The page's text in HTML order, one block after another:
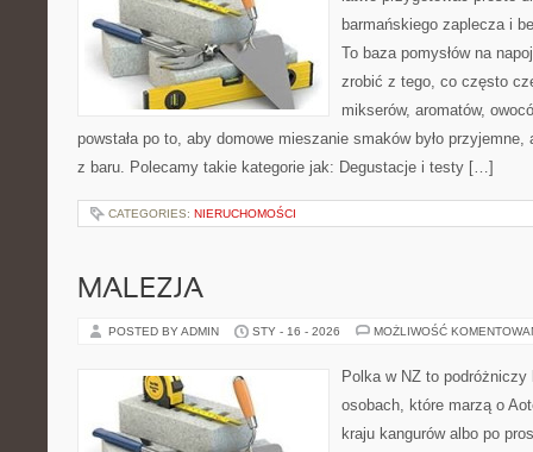
barmańskiego zaplecza i
To baza pomysłów na
zrobić z tego, co często
mikserów, aromatów,
powstała po to, aby domowe mieszanie smaków było przyjemne,
z baru. Polecamy takie kategorie jak: Degustacje i testy […]
CATEGORIES: NIERUCHOMOŚCI
MALEZJA
POSTED BY ADMIN STY - 16 - 2026 MOŻLIWOŚĆ
Polka w NZ to
osobach, które marzą o
kraju kangurów albo po